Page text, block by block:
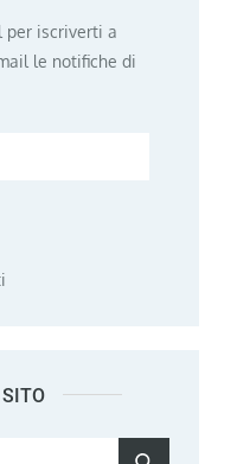
per iscriverti a
le notifiche di